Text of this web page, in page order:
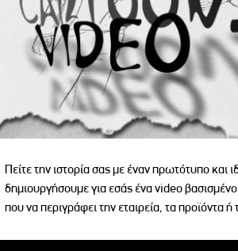
Πείτε την ιστορία σας με έναν πρωτότυπο και
δημιουργήσουμε για εσάς ένα video
που να περιγράφει την εταιρεία, τα προϊόντα ή